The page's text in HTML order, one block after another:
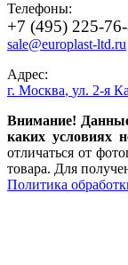
Телефоны:
+7 (495) 225-
sale@europlast-ltd.ru
Адрес:
г. Москва, ул. 2-я
Внимание!
каких условиях
отличаться от
товара. Для
Политика